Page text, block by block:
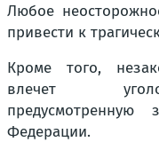
Любое
привести к
Кроме того,
влечет
предусмотренную
Федерации.